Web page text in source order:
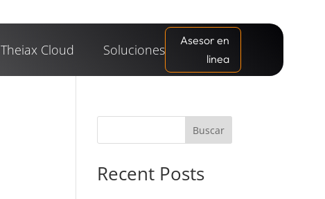
Theiax Cloud Soluciones
Asesor en
linea
Buscar
Recent Posts